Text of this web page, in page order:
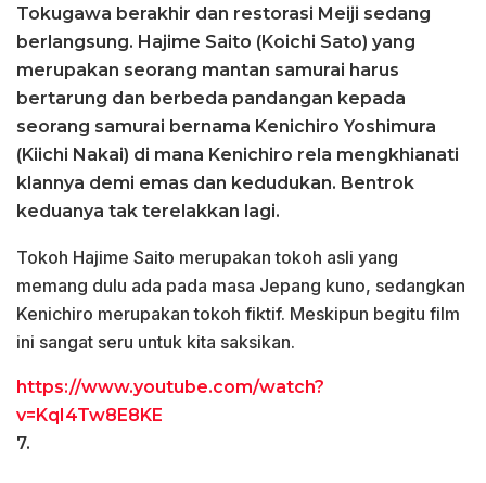
Tokugawa berakhir dan restorasi Meiji sedang
berlangsung. Hajime Saito (Koichi Sato) yang
merupakan seorang mantan samurai harus
bertarung dan berbeda pandangan kepada
seorang samurai bernama Kenichiro Yoshimura
(Kiichi Nakai) di mana Kenichiro rela mengkhianati
klannya demi emas dan kedudukan. Bentrok
keduanya tak terelakkan lagi.
Tokoh Hajime Saito merupakan tokoh asli yang
memang dulu ada pada masa Jepang kuno, sedangkan
Kenichiro merupakan tokoh fiktif. Meskipun begitu film
ini sangat seru untuk kita saksikan.
https://www.youtube.com/watch?
v=KqI4Tw8E8KE
7.